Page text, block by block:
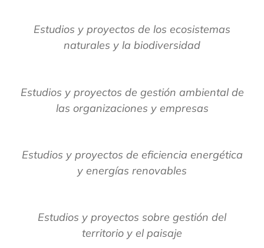
Estudios y proyectos de los ecosistemas
naturales y la biodiversidad
Estudios y proyectos de gestión ambiental de
las organizaciones y empresas
Estudios y proyectos de eficiencia energética
y energías renovables
Estudios y proyectos sobre gestión del
territorio y el paisaje